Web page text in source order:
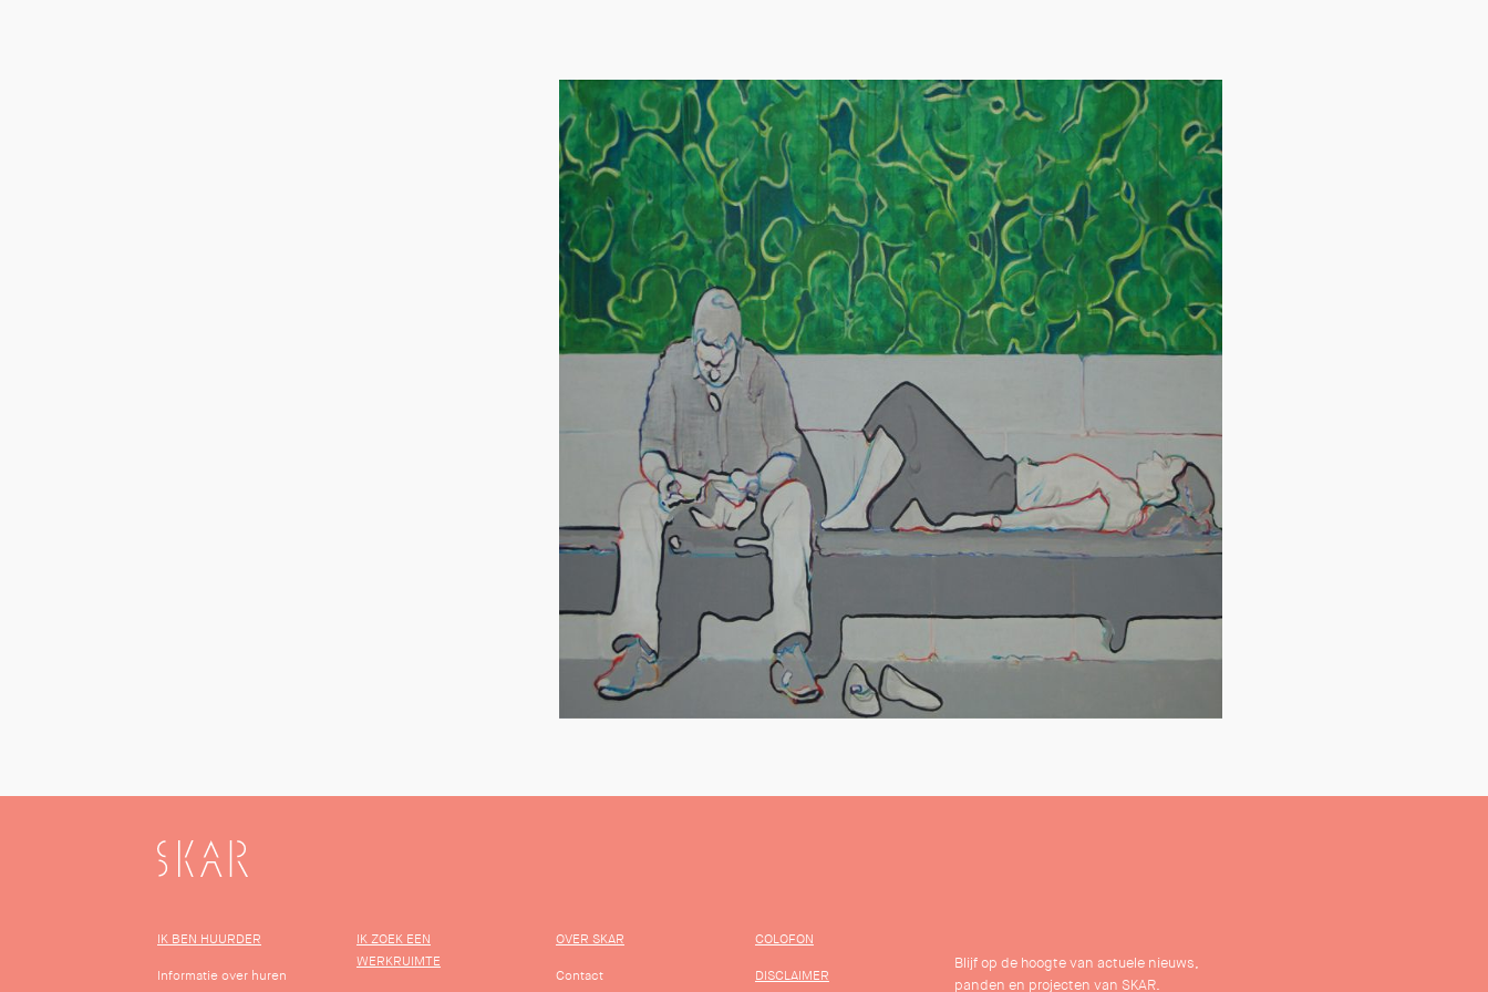
SKAR
IK BEN HUURDER
Informatie over huren
IK ZOEK EEN
WERKRUIMTE
OVER SKAR
Contact
COLOFON
DISCLAIMER
Blijf op de hoogte van actuele nieuws,
panden en projecten van SKAR.